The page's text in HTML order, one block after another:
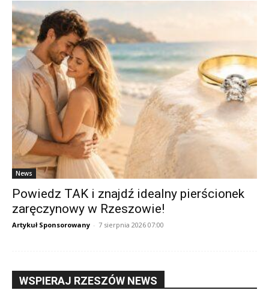
News
Powiedz TAK i znajdź idealny pierścionek
zaręczynowy w Rzeszowie!
Artykuł Sponsorowany - 7 sierpnia 2026 07:00
WSPIERAJ RZESZÓW NEWS